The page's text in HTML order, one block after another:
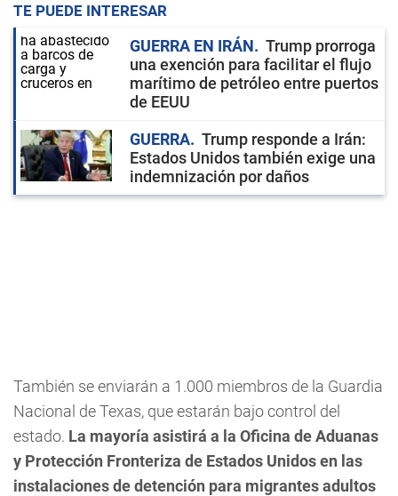
TE PUEDE INTERESAR
GUERRA EN IRÁN
Trump prorroga
una exención para facilitar el flujo
marítimo de petróleo entre puertos
de EEUU
GUERRA
Trump responde a Irán:
Estados Unidos también exige una
indemnización por daños
También se enviarán a 1.000 miembros de la Guardia
Nacional de Texas, que estarán bajo control del
estado. La mayoría asistirá a la Oficina de Aduanas
y Protección Fronteriza de Estados Unidos en las
instalaciones de detención para migrantes adultos